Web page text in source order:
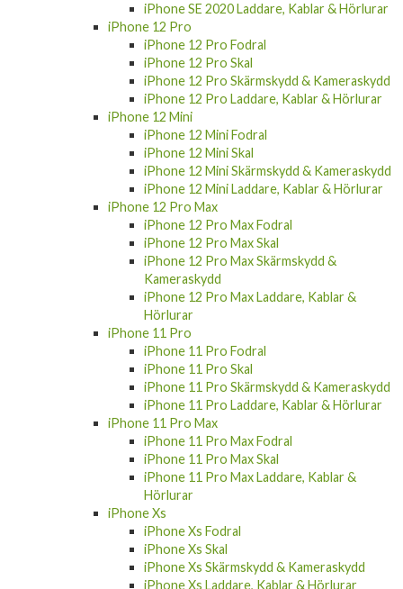
iPhone SE 2020 Laddare, Kablar & Hörlurar
iPhone 12 Pro
iPhone 12 Pro Fodral
iPhone 12 Pro Skal
iPhone 12 Pro Skärmskydd & Kameraskydd
iPhone 12 Pro Laddare, Kablar & Hörlurar
iPhone 12 Mini
iPhone 12 Mini Fodral
iPhone 12 Mini Skal
iPhone 12 Mini Skärmskydd & Kameraskydd
iPhone 12 Mini Laddare, Kablar & Hörlurar
iPhone 12 Pro Max
iPhone 12 Pro Max Fodral
iPhone 12 Pro Max Skal
iPhone 12 Pro Max Skärmskydd &
Kameraskydd
iPhone 12 Pro Max Laddare, Kablar &
Hörlurar
iPhone 11 Pro
iPhone 11 Pro Fodral
iPhone 11 Pro Skal
iPhone 11 Pro Skärmskydd & Kameraskydd
iPhone 11 Pro Laddare, Kablar & Hörlurar
iPhone 11 Pro Max
iPhone 11 Pro Max Fodral
iPhone 11 Pro Max Skal
iPhone 11 Pro Max Laddare, Kablar &
Hörlurar
iPhone Xs
iPhone Xs Fodral
iPhone Xs Skal
iPhone Xs Skärmskydd & Kameraskydd
iPhone Xs Laddare, Kablar & Hörlurar